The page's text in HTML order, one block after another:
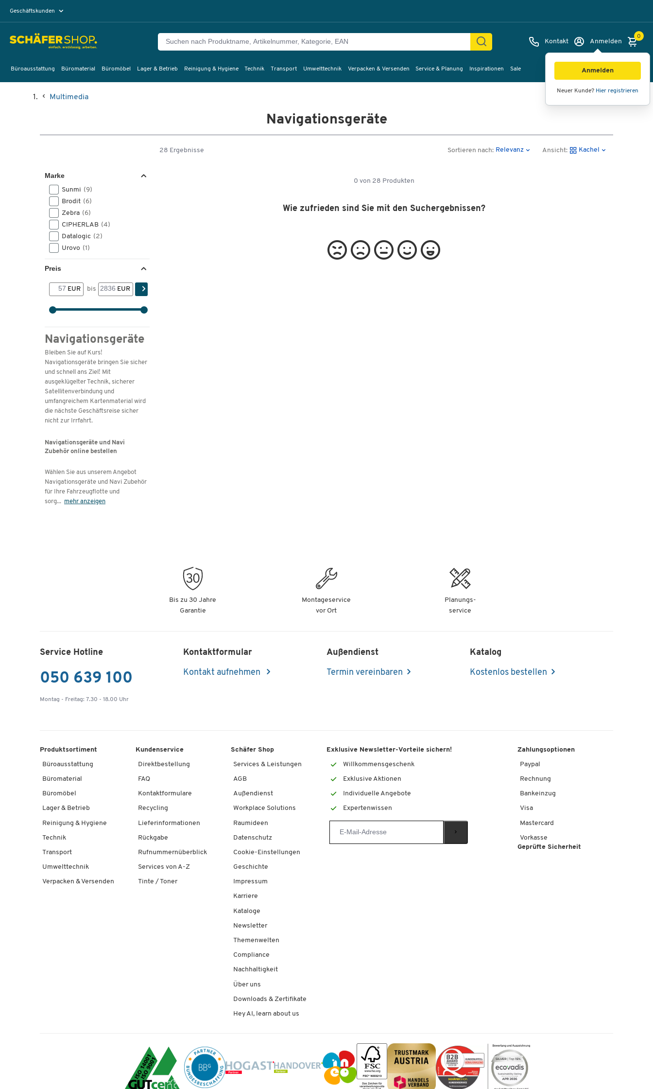
Geschäftskunden
Kontakt Anmelden
Anmelden
Neuer Kunde? Hier registrieren
0
Büroausstattung Büromaterial Büromöbel Lager & Betrieb Reinigung & Hygiene Technik Transport Umwelttechnik Verpacken & Versenden Service & Planung Inspirationen Sale
Multimedia
Navigationsgeräte
Marke
Sunmi (9)
Brodit (6)
Zebra (6)
CIPHERLAB (4)
Datalogic (2)
Urovo (1)
Preis
EUR bis EUR
Navigationsgeräte
Bleiben Sie auf Kurs!
Navigationsgeräte bringen Sie sicher
und schnell ans Ziel! Mit
ausgeklügelter Technik, sicherer
Satellitenverbindung und
umfangreichem Kartenmaterial wird
die nächste Geschäftsreise sicher
nicht zur Irrfahrt.
Navigationsgeräte und Navi
Zubehör online bestellen
Wählen Sie aus unserem Angebot
Navigationsgeräte und Navi Zubehör
für Ihre Fahrzeugflotte und
sorg... mehr anzeigen
28 Ergebnisse Sortieren nach: Relevanz Ansicht: Kachel
0 von 28 Produkten
Wie zufrieden sind Sie mit den Suchergebnissen?
Bis zu 30 Jahre
Garantie
Montageservice
vor Ort
Planungs-
service
Service Hotline
050 639 100
Montag - Freitag: 7.30 - 18.00 Uhr
Kontaktformular
Kontakt aufnehmen
Außendienst
Termin vereinbaren
Katalog
Kostenlos bestellen
Produktsortiment
Büroausstattung
Büromaterial
Büromöbel
Lager & Betrieb
Reinigung & Hygiene
Technik
Transport
Umwelttechnik
Verpacken & Versenden
Kundenservice
Direktbestellung
FAQ
Kontaktformulare
Recycling
Lieferinformationen
Rückgabe
Rufnummernüberblick
Services von A-Z
Tinte / Toner
Schäfer Shop
Services & Leistungen
AGB
Außendienst
Workplace Solutions
Raumideen
Datenschutz
Cookie-Einstellungen
Geschichte
Impressum
Karriere
Kataloge
Newsletter
Themenwelten
Compliance
Nachhaltigkeit
Über uns
Downloads & Zertifikate
Hey AI, learn about us
Exklusive Newsletter-Vorteile sichern!
Willkommensgeschenk
Exklusive Aktionen
Individuelle Angebote
Expertenwissen
Zahlungsoptionen
Paypal
Rechnung
Bankeinzug
Visa
Mastercard
Vorkasse
Geprüfte Sicherheit